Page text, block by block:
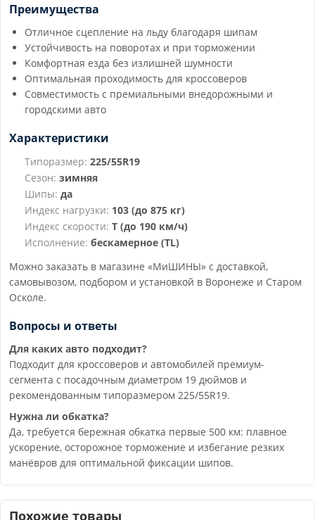
Преимущества
Отличное сцепление на льду благодаря шипам
Устойчивость на поворотах и при торможении
Комфортная езда без излишней шумности
Оптимальная проходимость для кроссоверов
Совместимость с премиальными внедорожными и
городскими авто
Характеристики
Типоразмер: 225/55R19
Сезон: зимняя
Шипы: да
Индекс нагрузки: 103 (до 875 кг)
Индекс скорости: T (до 190 км/ч)
Исполнение: бескамерное (TL)
Можно заказать в магазине «МиШИНЫ» с доставкой,
самовывозом, подбором и установкой в Воронеже и Старом
Осколе.
Вопросы и ответы
Для каких авто подходит?
Подходит для кроссоверов и автомобилей премиум-
сегмента с посадочным диаметром 19 дюймов и
рекомендованным типоразмером 225/55R19.
Нужна ли обкатка?
Да, требуется бережная обкатка первые 500 км: плавное
ускорение, осторожное торможение и избегание резких
манёвров для оптимальной фиксации шипов.
Похожие товары